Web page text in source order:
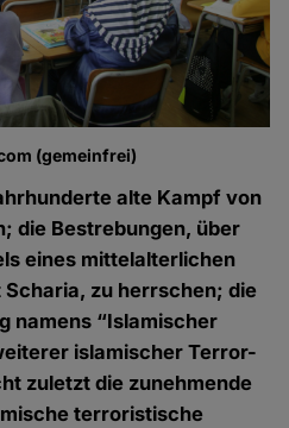
(gemeinfrei)
alte Kampf von
die Bestrebungen, über
eines mittelalterlichen
zu herrschen; die
namens “Islamischer
islamischer Terror-
zuletzt die zunehmende
terroristische